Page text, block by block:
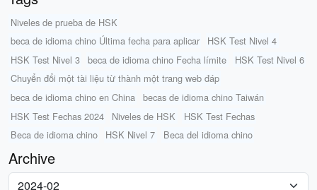
Niveles de prueba de HSK
beca de idioma chino Última fecha para aplicar
HSK Test Nivel 4
HSK Test Nivel 3
beca de idioma chino Fecha límite
HSK Test Nivel 6
Chuyển đổi một tài liệu từ thành một trang web đáp
beca de idioma chino en China
becas de idioma chino Taiwán
HSK Test Fechas 2024
Niveles de HSK
HSK Test Fechas
Beca de idioma chino
HSK Nivel 7 Beca del idioma chino
Archive